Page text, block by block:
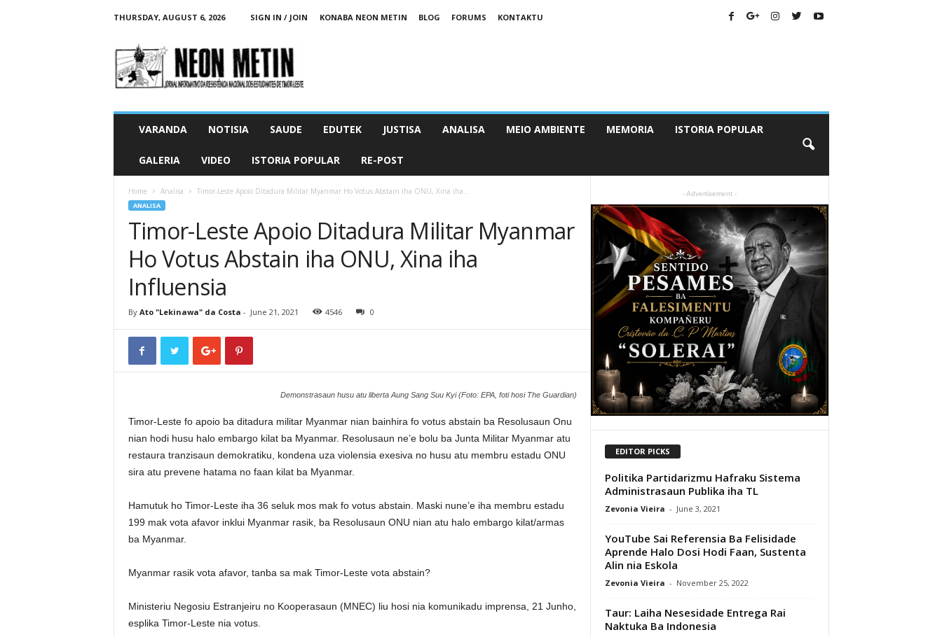
THURSDAY, AUGUST 6, 2026 SIGN IN / JOIN KONABA NEON METIN BLOG FORUMS
KONTAKTU
e
o
n
M
VARANDA NOTISIA SAUDE EDUTEK JUSTISA ANALISA MEIO AMBIENTE MEMORIA ISTORIA POPULAR
GALERIA VIDEO ISTORIA POPULAR RE-POST
Home Analisa Timor-Leste Apoio Ditadura Militar Myanmar Ho Votus Abstain iha ONU, Xina iha...
ANALISA
Timor-Leste Apoio Ditadura Militar Myanmar
Ho Votus Abstain iha ONU, Xina iha
Influensia
By Ato "Lekinawa" da Costa - June 21, 2021 4546 0
Demonstrasaun husu atu liberta Aung Sang Suu Kyi (Foto: EPA, foti hosi The Guardian)
Timor-Leste fo apoio ba ditadura militar Myanmar nian bainhira fo votus abstain ba Resolusaun Onu
nian hodi husu halo embargo kilat ba Myanmar. Resolusaun ne’e bolu ba Junta Militar Myanmar atu
restaura tranzisaun demokratiku, kondena uza violensia exesiva no husu atu membru estadu ONU
sira atu prevene hatama no faan kilat ba Myanmar.
Hamutuk ho Timor-Leste iha 36 seluk mos mak fo votus abstain. Maski nune’e iha membru estadu
199 mak vota afavor inklui Myanmar rasik, ba Resolusaun ONU nian atu halo embargo kilat/armas
ba Myanmar.
Myanmar rasik vota afavor, tanba sa mak Timor-Leste vota abstain?
Ministeriu Negosiu Estranjeiru no Kooperasaun (MNEC) liu hosi nia komunikadu imprensa, 21 Junho,
esplika Timor-Leste nia votus.
- Advertisement -
EDITOR PICKS
Politika Partidarizmu Hafraku Sistema
Administrasaun Publika iha TL
Zevonia Vieira - June 3, 2021
YouTube Sai Referensia Ba Felisidade
Aprende Halo Dosi Hodi Faan, Sustenta
Alin nia Eskola
Zevonia Vieira - November 25, 2022
Taur: Laiha Nesesidade Entrega Rai
Naktuka Ba Indonesia